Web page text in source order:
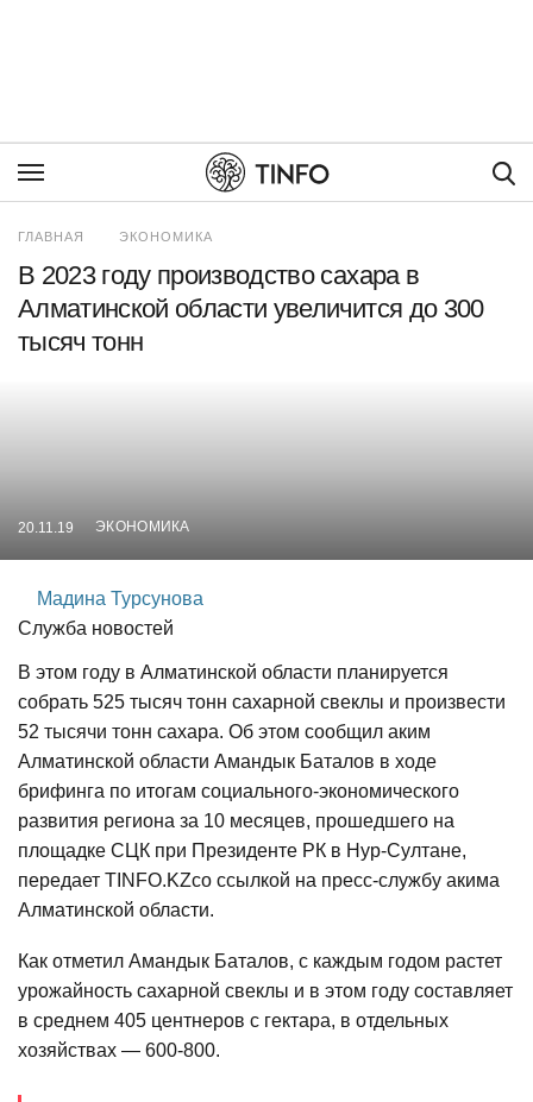
ГЛАВНАЯ ЭКОНОМИКА
В 2023 году производство сахара в
Алматинской области увеличится до 300
тысяч тонн
20.11.19 ЭКОНОМИКА
Мадина Турсунова
Служба новостей
В этом году в Алматинской области планируется
собрать 525 тысяч тонн сахарной свеклы и произвести
52 тысячи тонн сахара. Об этом сообщил аким
Алматинской области Амандык Баталов в ходе
брифинга по итогам социального-экономического
развития региона за 10 месяцев, прошедшего на
площадке СЦК при Президенте РК в Нур-Султане,
передает TINFO.KZсо ссылкой на пресс-службу акима
Алматинской области.
Как отметил Амандык Баталов, с каждым годом растет
урожайность сахарной свеклы и в этом году составляет
в среднем 405 центнеров с гектара, в отдельных
хозяйствах — 600-800.